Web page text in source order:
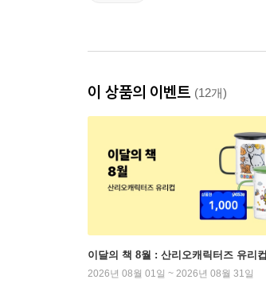
이 상품의 이벤트 (12개)
이달의 책 8월 : 산리오캐릭터즈 유리컵
2026년 08월 01일 ~ 2026년 08월 31일